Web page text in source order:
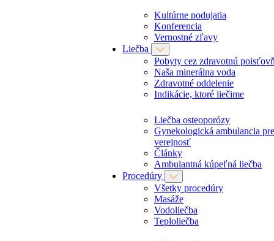
Kultúrne podujatia
Konferencia
Vernostné zľavy
Liečba
Pobyty cez zdravotnú
Naša minerálna voda
Zdravotné oddelenie
Indikácie, ktoré liečime
Liečba osteoporózy
Gynekologická ambulancia pre
verejnosť
Články
Ambulantná kúpeľná liečba
Procedúry
Všetky procedúry
Masáže
Vodoliečba
Teploliečba